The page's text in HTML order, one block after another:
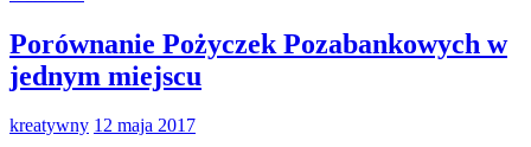
Porównanie Pożyczek Pozabankowych w
jednym miejscu
kreatywny 12 maja 2017